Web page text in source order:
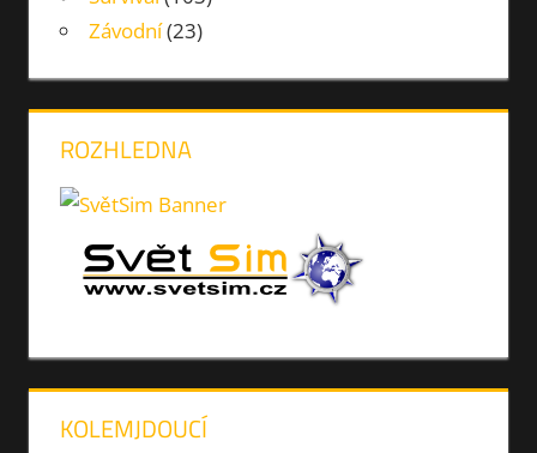
Závodní(23)
ROZHLEDNA
KOLEMJDOUCÍ